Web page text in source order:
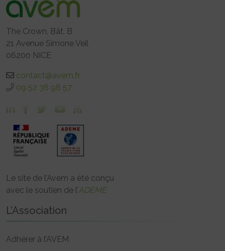
The Crown, Bât. B
21 Avenue Simone Veil
06200 NICE
contact@avem.fr
09 52 38 98 57
Le site de l’Avem a été conçu
avec le soutien de l’ADEME
L’Association
Adhérer à l’AVEM